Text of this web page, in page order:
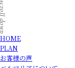
HOME
PLAN
お客様の声